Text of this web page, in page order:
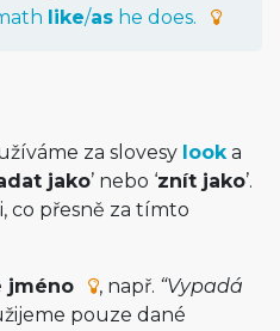
like/as he does.
za slovesy looka
jako’ nebo ‘znít jako’.
co přesně za tímto
jméno , např. “Vypadá
pouze dané